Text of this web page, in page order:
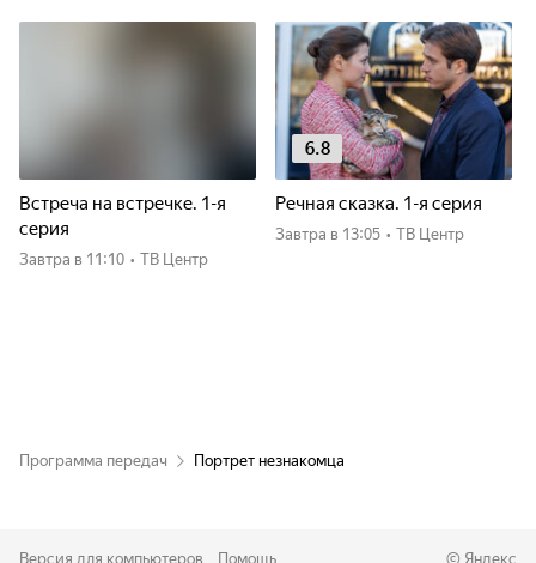
Встреча на встречке. 1-я
серия
Завтра в 11:10 • ТВ Центр
6.8
Речная сказка. 1-я серия
Завтра в 13:05 • ТВ Центр
Программа передач Портрет незнакомца
Версия для компьютеров Помощь © Яндекс